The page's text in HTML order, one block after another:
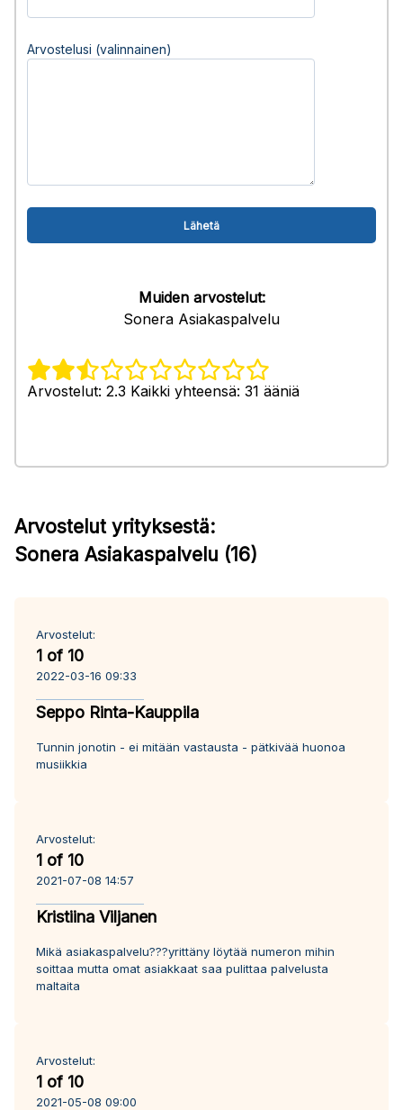
Arvostelusi (valinnainen)
Muiden arvostelut:
Sonera Asiakaspalvelu
Arvostelut: 2.3 Kaikki yhteensä: 31 ääniä
Arvostelut yrityksestä:
Sonera Asiakaspalvelu (16)
Arvostelut:
1 of 10
2022-03-16 09:33
Seppo Rinta-Kauppila
Tunnin jonotin - ei mitään vastausta - pätkivää huonoa
musiikkia
Arvostelut:
1 of 10
2021-07-08 14:57
Kristiina Viljanen
Mikä asiakaspalvelu???yrittäny löytää numeron mihin
soittaa mutta omat asiakkaat saa pulittaa palvelusta
maltaita
Arvostelut:
1 of 10
2021-05-08 09:00